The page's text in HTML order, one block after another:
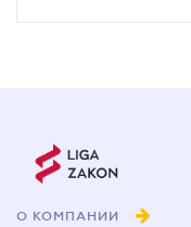
О КОМПАНИИ